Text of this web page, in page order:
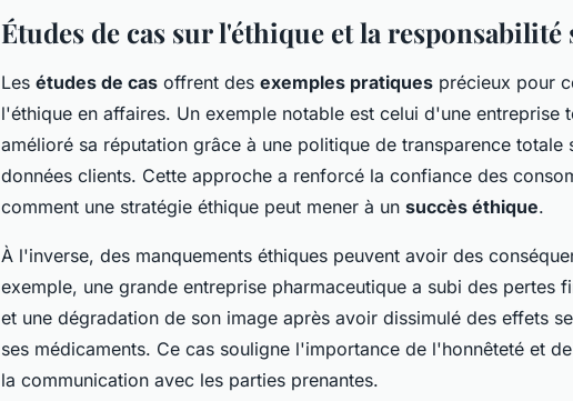
Études de cas sur l'éthique et la responsabilité
Les études de cas offrent des exemples pratiques précieux pour
l'éthique en affaires. Un exemple notable est celui d'une entreprise
amélioré sa réputation grâce à une politique de transparence totale
données clients. Cette approche a renforcé la confiance des
comment une stratégie éthique peut mener à un succès éthique.
À l'inverse, des manquements éthiques peuvent avoir des
exemple, une grande entreprise pharmaceutique a subi des pertes
et une dégradation de son image après avoir dissimulé des effets
ses médicaments. Ce cas souligne l'importance de l'honnêteté et
la communication avec les parties prenantes.